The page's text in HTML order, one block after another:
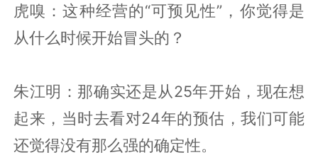
虎嗅：这种经营的“可预见性”，你觉得是
从什么时候开始冒头的？
朱江明：那确实还是从25年开始，现在想
起来，当时去看对24年的预估，我们可能
还觉得没有那么强的确定性。